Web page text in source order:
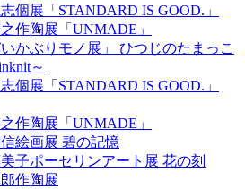
個展「STANDARD IS GOOD.」
作陶展「UNMADE」
いかぶりモノ展」 ひつじのたまっこ
～
個展「STANDARD IS GOOD.」
作陶展「UNMADE」
絵画展 碧の記憶
子ポーセリンアート展 花の刻
作陶展